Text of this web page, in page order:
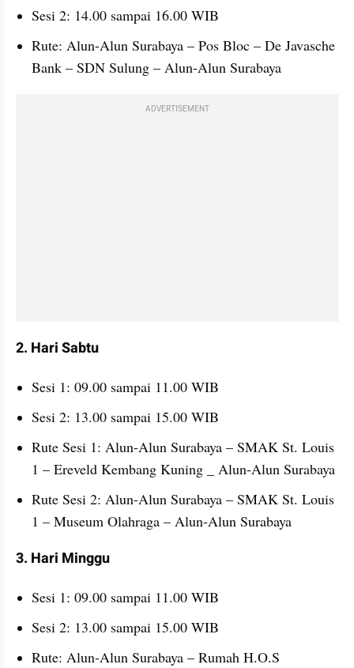
Sesi 2: 14.00 sampai 16.00 WIB
Rute: Alun-Alun Surabaya – Pos Bloc – De Javasche
Bank – SDN Sulung – Alun-Alun Surabaya
ADVERTISEMENT
2. Hari Sabtu
Sesi 1: 09.00 sampai 11.00 WIB
Sesi 2: 13.00 sampai 15.00 WIB
Rute Sesi 1: Alun-Alun Surabaya – SMAK St. Louis
1 – Ereveld Kembang Kuning _ Alun-Alun Surabaya
Rute Sesi 2: Alun-Alun Surabaya – SMAK St. Louis
1 – Museum Olahraga – Alun-Alun Surabaya
3. Hari Minggu
Sesi 1: 09.00 sampai 11.00 WIB
Sesi 2: 13.00 sampai 15.00 WIB
Rute: Alun-Alun Surabaya – Rumah H.O.S